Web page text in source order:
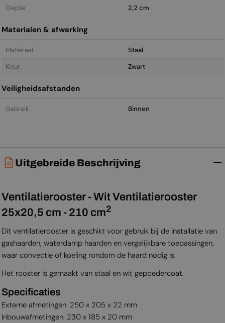
Diepte
2,2 cm
Materialen & afwerking
Materiaal
Staal
Kleur
Zwart
Veiligheidsafstanden
Gebruik Binnen
Uitgebreide Beschrijving
Ventilatierooster - Wit Ventilatierooster
25x20,5 cm - 210 cm2
Dit ventilatierooster is geschikt voor gebruik bij de installatie van
gashaarden, waterdamp haarden en vergelijkbare toepassingen,
waar convectie of koeling rondom de haard nodig is.
Het rooster is gemaakt van staal en wit gepoedercoat.
Specificaties
Externe afmetingen: 250 x 205 x 22 mm
Inbouwafmetingen: 230 x 185 x 20 mm